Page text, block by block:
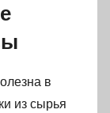
в
из сырья